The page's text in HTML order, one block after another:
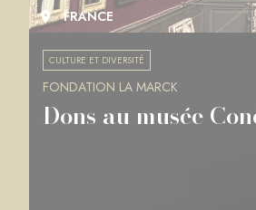
FRANCE
CULTURE ET DIVERSITÉ
FONDATION LA MARCK
Dons à la BnF